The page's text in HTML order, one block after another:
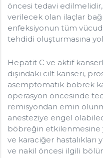
öncesi tedavi
verilecek olan ilaçlar
enfeksiyonun tüm
tehdidi oluşturmasına
Hepatit C ve aktif
dışındaki cilt kanseri,
asemptomatik böbrek
operasyon öncesinde
remisyondan emin
anesteziye engel
böbreğin etkilenmesine
ve karaciğer hastalıkları
ve nakil öncesi ilgili